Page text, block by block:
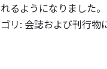
るようになりました。
ゴリ: 会誌および刊行物